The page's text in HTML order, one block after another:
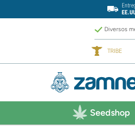
Diversos
TRIBE
Seedshop